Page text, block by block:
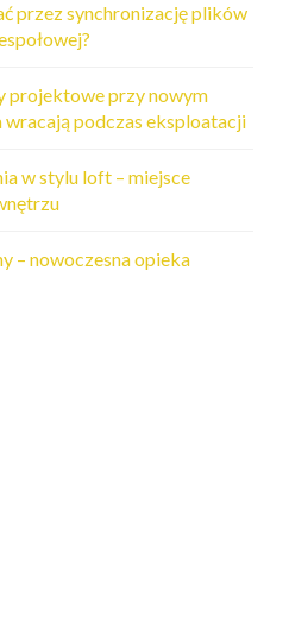
przez synchronizację plików
projektowe przy nowym
podczas eksploatacji
w stylu loft – miejsce
– nowoczesna opieka